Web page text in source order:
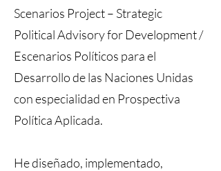
Scenarios Project – Strategic
Political Advisory for Development /
Escenarios Políticos para el
Desarrollo de las Naciones Unidas
con especialidad en Prospectiva
Política Aplicada.
He diseñado, implementado,